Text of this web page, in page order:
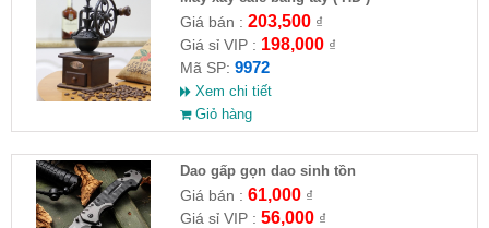
Giá bán : 203,500₫
Giá sỉ VIP : 198,000₫
Mã SP: 9972
Xem chi tiết
Giỏ hàng
Dao gấp gọn dao sinh tồn
Giá bán : 61,000₫
Giá sỉ VIP : 56,000₫